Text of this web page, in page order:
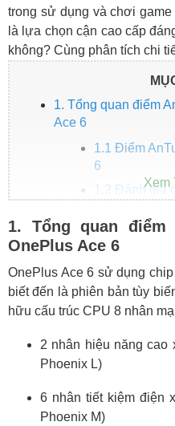
trong sử dụng và chơi
là lựa chọn cận cao cấp
không? Cùng phân tích chi
1. Tổng quan điểm
Ace 6
1.1 Điểm
6
1.2 Đánh giá
tầm giá
2. Lý do nên chọn
2.1 Những
6 tại
1. Tổng quan điểm
OnePlus Ace 6
OnePlus Ace 6 sử dụng chip
biết đến là phiên bản tùy
hữu cấu trúc CPU 8 nhân
2 nhân hiệu năng cao
Phoenix L)
6 nhân tiết kiệm điện
Phoenix M)